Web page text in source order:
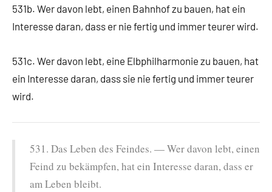
531b. Wer davon lebt, einen Bahnhof zu bauen, hat ein
Interesse daran, dass er nie fertig und immer teurer wird.
531c. Wer davon lebt, eine Elbphilharmonie zu bauen, hat
ein Interesse daran, dass sie nie fertig und immer teurer
wird.
531. Das Leben des Feindes. — Wer davon lebt, einen
Feind zu bekämpfen, hat ein Interesse daran, dass er
am Leben bleibt.